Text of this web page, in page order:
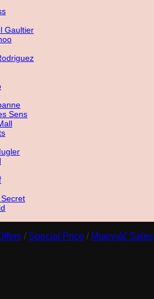
Gaultier
Sens
Secret
/ Special Price / Μακιγιάζ Sales